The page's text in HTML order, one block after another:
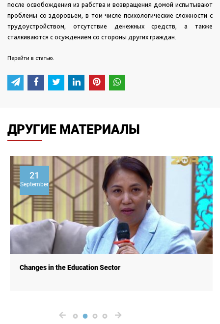
после освобождения из рабства и возвращения домой испытывают
проблемы со здоровьем, в том числе психологические сложности с
трудоустройством, отсутствие денежных средств, а также
сталкиваются с осуждением со стороны других граждан.
Перейти в статью.
ДРУГИЕ МАТЕРИАЛЫ
21
September
Changes in the Education Sector